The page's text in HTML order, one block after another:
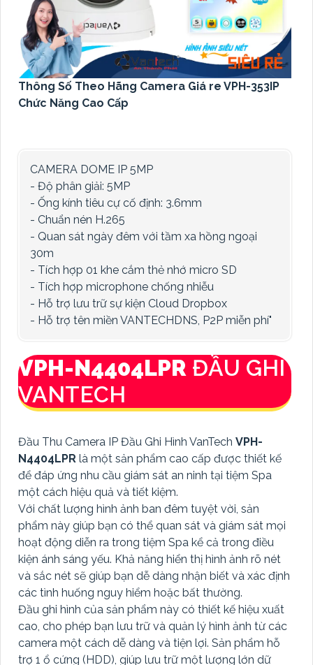
Thông Số Theo Hãng Camera Giá re VPH-353IP
Chức Năng Cao Cấp
CAMERA DOME IP 5MP
- Độ phân giải: 5MP
- Ống kính tiêu cự cố định: 3.6mm
- Chuẩn nén H.265
- Quan sát ngày đêm với tầm xa hồng ngoại
30m
- Tích hợp 01 khe cắm thẻ nhớ micro SD
- Tích hợp microphone chống nhiễu
- Hỗ trợ lưu trữ sự kiện Cloud Dropbox
- Hỗ trợ tên miền VANTECHDNS, P2P miễn phí"
VPH-N4404LPR ĐẦU GHI
VANTECH
Đầu Thu Camera IP Đầu Ghi Hình VanTech VPH-
N4404LPR là một sản phẩm cao cấp được thiết kế
để đáp ứng nhu cầu giám sát an ninh tại tiệm Spa
một cách hiệu quả và tiết kiệm.
Với chất lượng hình ảnh ban đêm tuyệt vời, sản
phẩm này giúp bạn có thể quan sát và giám sát mọi
hoạt động diễn ra trong tiệm Spa kể cả trong điều
kiện ánh sáng yếu. Khả năng hiển thị hình ảnh rõ nét
và sắc nét sẽ giúp bạn dễ dàng nhận biết và xác định
các tình huống nguy hiểm hoặc bất thường.
Đầu ghi hình của sản phẩm này có thiết kế hiệu xuất
cao, cho phép bạn lưu trữ và quản lý hình ảnh từ các
camera một cách dễ dàng và tiện lợi. Sản phẩm hỗ
trợ 1 ổ cứng (HDD), giúp lưu trữ một lượng lớn dữ